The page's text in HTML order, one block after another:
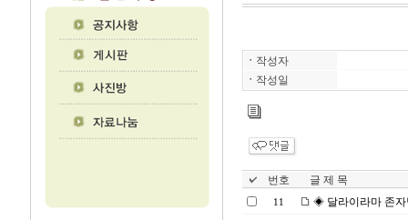
ㆍ 작성자
ㆍ 작성일
번호 글 제 목
11 ◈ 달라이라마 존자